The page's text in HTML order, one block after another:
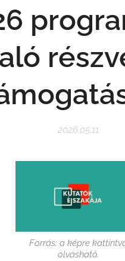
2026.05.11
Forrás: a képre
olvasható.